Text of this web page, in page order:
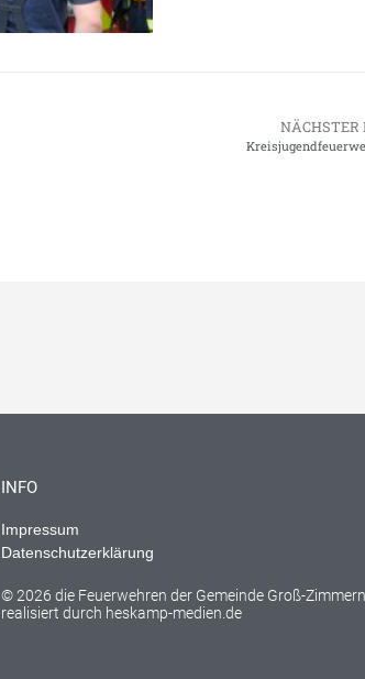
NÄCHSTER
INFO
Impressum
Datenschutzerklärung
© 2026 die Feuerwehren der Gemeinde Groß-Zimmern
realisiert durch heskamp-medien.de